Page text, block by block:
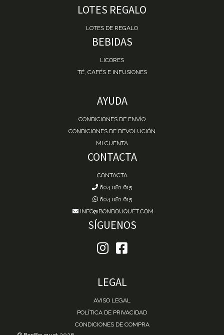
LOTES REGALO
LOTES DE REGALO
BEBIDAS
LICORES
TÉ, CAFÉS E INFUSIONES
AYUDA
CONDICIONES DE ENVÍO
CONDICIONES DE DEVOLUCIÓN
MI CUENTA
CONTACTA
CONTACTA
604 081 615
604 081 615
INFO@BONBOUQUET.COM
SÍGUENOS
LEGAL
AVISO LEGAL
POLÍTICA DE PRIVACIDAD
CONDICIONES DE COMPRA